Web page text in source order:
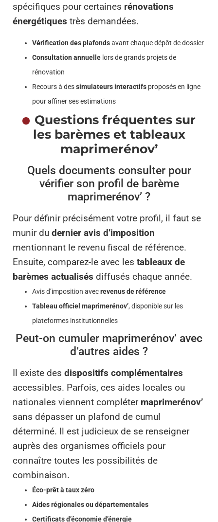
spécifiques pour certaines rénovations
énergétiques très demandées.
Vérification des plafondsavant chaque dépôt de dossier
Consultation annuelle lors de grands projets de
rénovation
Recours à dessimulateurs interactifs proposés en ligne
pour affiner ses estimations
Questions fréquentes sur
les barèmes et tableaux
maprimerénov’
Quels documents consulter pour
vérifier son profil de barème
maprimerénov’ ?
Pour définir précisément votre profil, il faut se
munir du dernier avis d’imposition
mentionnant le revenu fiscal de référence.
Ensuite, comparez-le avec les tableaux de
barèmes actualisés diffusés chaque année.
Avis d’imposition avecrevenus de référence
Tableau officiel maprimerénov’, disponible sur les
plateformes institutionnelles
Peut-on cumuler maprimerénov’ avec
d’autres aides ?
Il existe des dispositifs complémentaires
accessibles. Parfois, ces aides locales ou
nationales viennent compléter maprimerénov’
sans dépasser un plafond de cumul
déterminé. Il est judicieux de se renseigner
auprès des organismes officiels pour
connaître toutes les possibilités de
combinaison.
Éco-prêt à taux zéro
Aides régionales ou départementales
Certificats d’économie d’énergie